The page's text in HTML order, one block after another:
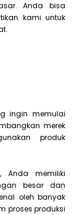
Anda bisa
kami untuk
ingin memulai
merek
produk
Anda memiliki
besar dan
oleh banyak
proses produksi